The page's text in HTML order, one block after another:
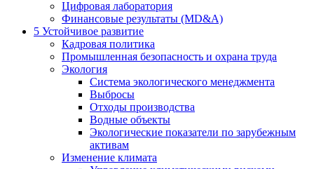
Цифровая лаборатория
Финансовые результаты (MD&A)
5 Устойчивое развитие
Кадровая политика
Промышленная безопасность и охрана труда
Экология
Система экологического менеджмента
Выбросы
Отходы производства
Водные объекты
Экологические показатели по зарубежным
активам
Изменение климата